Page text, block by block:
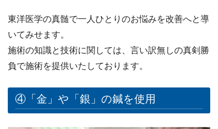
東洋医学の真髄で一人ひとりのお悩みを改善へと導
いてみせます。
施術の知識と技術に関しては、言い訳無しの真剣勝
負で施術を提供いたしております。
④「金」や「銀」の鍼を使用